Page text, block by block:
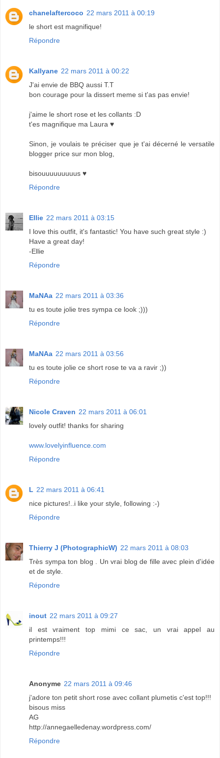
chanelaftercoco 22 mars 2011 à 00:19
le short est magnifique!
Répondre
Kallyane 22 mars 2011 à 00:22
J'ai envie de BBQ aussi T.T
bon courage pour la dissert meme si t'as pas envie!
j'aime le short rose et les collants :D
t'es magnifique ma Laura ♥
Sinon, je voulais te préciser que je t'ai décerné le versatile
blogger price sur mon blog,
bisouuuuuuuuus ♥
Répondre
Ellie 22 mars 2011 à 03:15
I love this outfit, it's fantastic! You have such great style :)
Have a great day!
-Ellie
Répondre
MaNAa 22 mars 2011 à 03:36
tu es toute jolie tres sympa ce look ;)))
Répondre
MaNAa 22 mars 2011 à 03:56
tu es toute jolie ce short rose te va a ravir ;))
Répondre
Nicole Craven 22 mars 2011 à 06:01
lovely outfit! thanks for sharing
www.lovelyinfluence.com
Répondre
L 22 mars 2011 à 06:41
nice pictures!..i like your style, following :-)
Répondre
Thierry J (PhotographicW) 22 mars 2011 à 08:03
Très sympa ton blog . Un vrai blog de fille avec plein d'idée
et de style.
Répondre
inout 22 mars 2011 à 09:27
il est vraiment top mimi ce sac, un vrai appel au
printemps!!!
Répondre
Anonyme 22 mars 2011 à 09:46
j'adore ton petit short rose avec collant plumetis c'est top!!!
bisous miss
AG
http://annegaelledenay.wordpress.com/
Répondre